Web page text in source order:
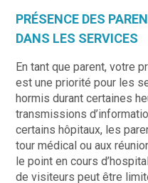
PRÉSENCE DES
DANS LES SERVICES
En tant que parent, votre
est une priorité pour les
hormis durant certaines
transmissions
certains hôpitaux, les
tour médical ou aux
le point en cours
de visiteurs peut être